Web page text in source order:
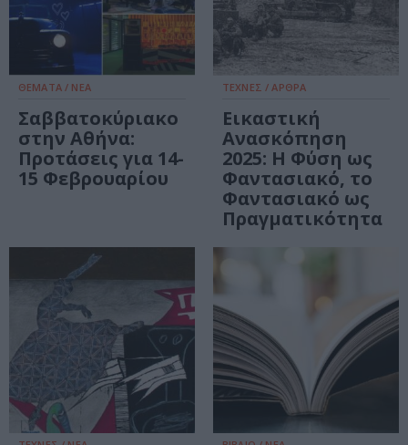
ΘΕΜΑΤΑ / ΝΕΑ
Σαββατοκύριακο
στην Αθήνα:
Προτάσεις για 14-
15 Φεβρουαρίου
ΤΕΧΝΕΣ / ΑΡΘΡΑ
Εικαστική
Ανασκόπηση
2025: Η Φύση ως
Φαντασιακό, το
Φαντασιακό ως
Πραγματικότητα